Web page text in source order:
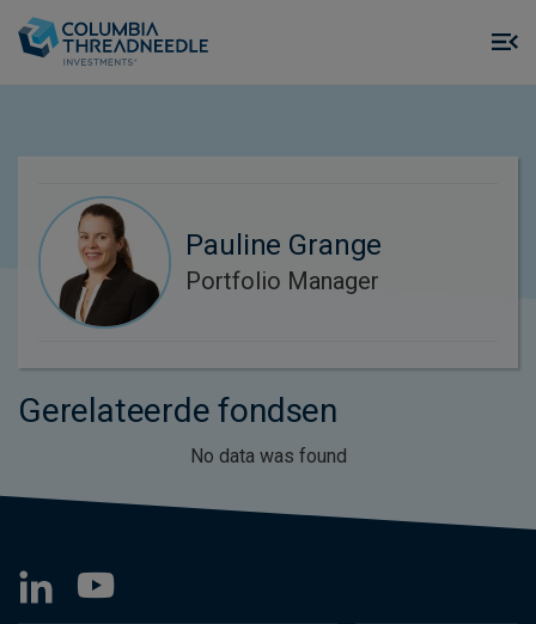
Pauline Grange
Portfolio Manager
Gerelateerde fondsen
No data was found